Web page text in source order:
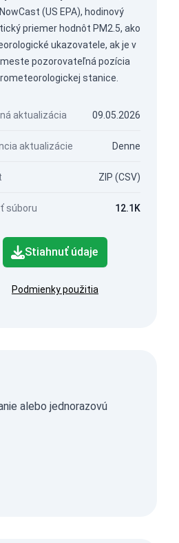
(US EPA), hodinový
priemer hodnôt PM2.5, ako
ukazovatele, ak je v
pozorovateľná pozícia
stanice.
aktualizácia 09.05.2026
aktualizácie Denne
ZIP (CSV)
súboru 12.1K
Stiahnuť údaje
Podmienky použitia
alebo jednorazovú